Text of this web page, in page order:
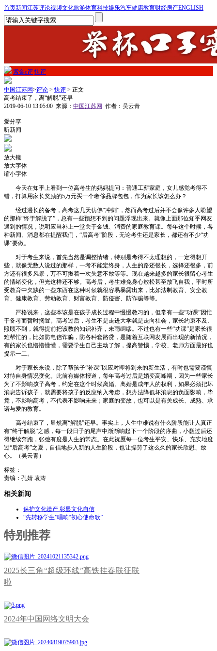
首页新闻江苏评论视频文化旅游体育科技娱乐汽车健康教育财经房产ENGLISH
紫金e评 快评
中国江苏网>评论 >快评 > 正文
高考结束了，离“解脱”还早
2019-06-10 13:05:00 来源： 中国江苏网 作者：吴云青
爱分享
听新闻
放大镜
放大字体
缩小字体
今天在知乎上看到一位高考生的妈妈提问：普通工薪家庭，女儿感觉考得不
错，打算用家长奖励的5万元买一个奢侈品牌包包，作为家长该怎么办？
经过漫长的备考，高考这几天仿佛“冲刺”，然而高考过后并不会像许多人盼望
的那样“终于解脱了”，总有一些预想不到的问题浮现出来。就像上面那位知乎网友
遇到的情况，说明应当补上一堂关于金钱、消费的家庭教育课。每年这个时候，各
种新闻、消息都在提醒我们，“后高考”阶段，无论考生还是家长，都还有不少“功
课”要做。
对于考生来说，首先当然是调整情绪，特别是考得不太理想的，一定得想开
些，就像无数人说过的那样，一考不能定终身，人生的路还很长，选择还很多，前
方还有很多风景，万不可揪着一次失意不放等等。现在越来越多的家长很留心考生
的情绪变化，但光这样还不够。高考后，考生难免身心放松甚至放飞自我，平时所
受教育中欠缺的一些东西在这种时候就很容易暴露出来，比如法制教育、安全教
育、健康教育、劳动教育、财富教育、防侵害、防诈骗等等。
严格说来，这些本该是在孩子成长过程中慢慢教习的，但常有一些“功课”因忙
于备考而暂时搁置。高考过后，考生不是走进大学就是走向社会，家长约束不及、
照顾不到，就得提前把该教的知识补齐，未雨绸缪。不过也有一些“功课”是家长很
难帮忙的，比如防电信诈骗，防各种套路贷，是随着互联网发展而出现的新情况，
有的家长也懵懵懂懂，需要学生自己主动了解，提高警惕，学校、老师方面最好也
提示一二。
对于家长来说，除了帮孩子“补课”以应对即将到来的新生活，有时也需要谨慎
对待自身情况变化。此前有媒体报道，每年高考过后是婚变高峰期，因为一些家长
为了不影响孩子高考，约定在这个时候离婚。离婚是成年人的权利，如果必须把坏
消息告诉孩子，就需要将孩子的反应纳入考虑，想办法降低坏消息的负面影响，毕
竟，不影响高考，不代表不影响未来；家庭的变故，也可以是有关成长、成熟、承
诺与爱的教育。
高考结束了，显然离“解脱”还早。事实上，人生中难说有什么阶段能让人真正
有“终于解脱”之感，每一段日子的尾声中渐渐响起下一个阶段的序曲，小憩过后还
得继续奔跑，张弛有度是人生的常态。在此祝愿每一位考生平安、快乐、充实地度
过“后高考”之夏，自信地步入新的人生阶段，也让操劳了这么久的家长欣慰、放
心。（吴云青）
标签：
责编：孔婧 袁涛
相关新闻
保护文化遗产 彰显文化自信
“先转移学生”唱响“初心使命歌”
特别推荐
2025长三角“超级环线”高铁挂春联征联
啦
2024年中国网络文明大会